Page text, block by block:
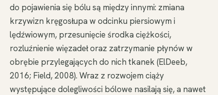
do pojawienia się bólu są między innymi: zmiana
krzywizn kręgosłupa w odcinku piersiowym i
lędźwiowym, przesunięcie środka ciężkości,
rozluźnienie więzadeł oraz zatrzymanie płynów w
obrębie przylegających do nich tkanek (ElDeeb,
2016; Field, 2008). Wraz z rozwojem ciąży
występujące dolegliwości bólowe nasilają się, a nawet